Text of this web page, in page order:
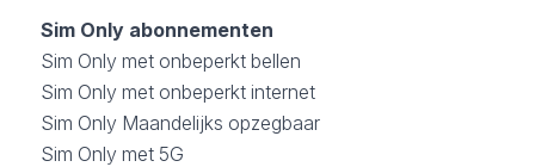
Sim Only abonnementen
Sim Only met onbeperkt bellen
Sim Only met onbeperkt internet
Sim Only Maandelijks opzegbaar
Sim Only met 5G